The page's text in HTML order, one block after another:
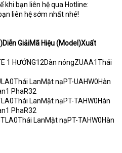
khi bạn liên hệ qua Hotline:
liên hệ sớm nhất nhé!
GiảiMã Hiệu (Model)Xuất
1 HƯỚNG12Dàn nóngZUAA1Thái
LanMặt nạPT-UAHW0Hàn
PhaR32
LanMặt nạPT-TAHW0Hàn
PhaR32
LanMặt nạPT-TAHW0Hàn